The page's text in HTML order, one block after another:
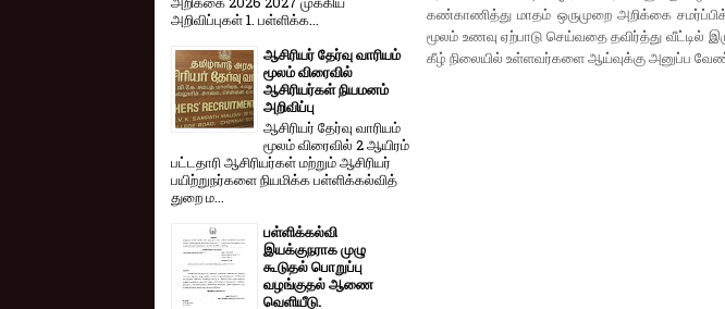
கண்காணித்து மாதம் ஒருமுறை அறிக்கை
மூலம் உணவு ஏற்பாடு செய்வதை தவிர்த்து வீட்டில்
கீழ் நிலையில் உள்ளவர்களை ஆய்வுக்கு அனுப்ப
அறிவிப்புகள் 1. பள்ளிக்க...
ஆசிரியர் தேர்வு வாரியம்
மூலம் விரைவில்
ஆசிரியர்கள் நியமனம்
அறிவிப்பு
ஆசிரியர் தேர்வு வாரி​யம்
மூலம் விரை​வில் 2 ஆயிரம்
பட்​ட​தாரி ஆசிரியர்​கள் மற்​றும் ஆசிரியர்
பயிற்றுநர்​களை நியமிக்க பள்​ளிக்​கல்​வித்​
துறை ம...
பள்ளிக்கல்வி
இயக்குநராக முழு
கூடுதல் பொறுப்பு
வழங்குதல் ஆணை
வெளியீடு.